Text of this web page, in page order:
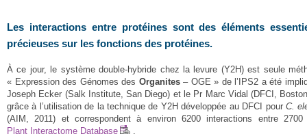
Les interactions entre protéines sont des éléments
précieuses sur les fonctions des protéines.
À ce jour, le système double-hybride chez la levure (Y2H) est seule
« Expression des Génomes des Organites– OGE » de l’IPS2 a été
Joseph Ecker (Salk Institute, San Diego) et le Pr Marc Vidal (DFCI,
grâce à l’utilisation de la technique de Y2H développée au DFCI pour C.
(AIM, 2011) et correspondent à environ 6200 interactions entre
Plant Interactome Database